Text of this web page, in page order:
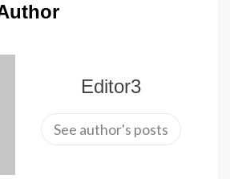
Editor3
See author's posts